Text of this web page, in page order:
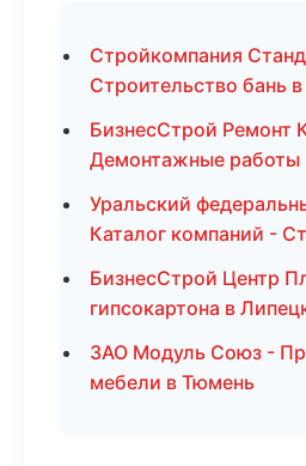
Стройкомпания
Строительство бань
БизнесСтрой Ремонт
Демонтажные работы
Уральский
Каталог компаний -
БизнесСтрой Центр
гипсокартона в
ЗАО Модуль Союз -
мебели в Тюмень